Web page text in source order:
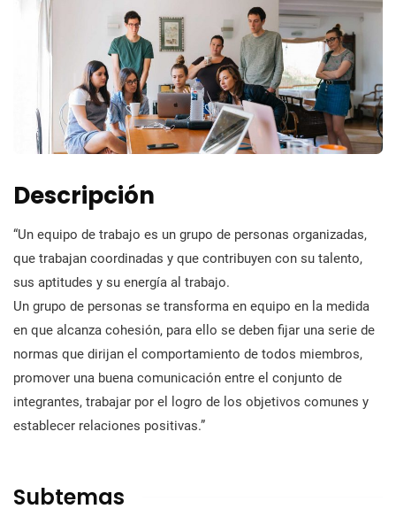
Descripción
“Un equipo de trabajo es un grupo de personas organizadas,
que trabajan coordinadas y que contribuyen con su talento,
sus aptitudes y su energía al trabajo.
Un grupo de personas se transforma en equipo en la medida
en que alcanza cohesión, para ello se deben fijar una serie de
normas que dirijan el comportamiento de todos miembros,
promover una buena comunicación entre el conjunto de
integrantes, trabajar por el logro de los objetivos comunes y
establecer relaciones positivas.”
Subtemas